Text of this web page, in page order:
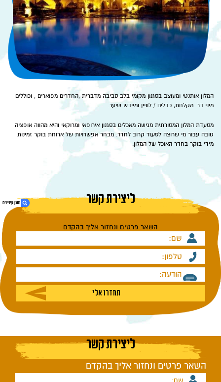
המלון אותנטי ומעוצב בסגנון מקומי בלב סביבה מדברית ,החדרים מפוארים , וכוללים
מיני בר. מקלחת, כבלים / לוויין ומייבש שיער.
מסעדת המלון המסורתית מגישה מאכלים בסגנון אירופאי ומרוקאי והיא מהווה אופציה
טובה עבור מי שרוצה לסעוד קרוב לחדר. מבחר אפשרויות של ארוחת בוקר זמינות
מידי בוקר בחדר האוכל של המלון.
ליצירת קשר
השאר פרטים ונחזור אליך בהקדם
ליצירת קשר
השאר פרטים ונחזור אליך בהקדם